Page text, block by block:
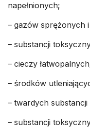
napełnionych;
– gazów sprężonych
– substancji
– cieczy
– środków
– twardych substancji
– substancji